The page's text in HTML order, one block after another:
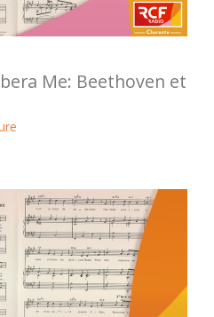
Me: Beethoven et